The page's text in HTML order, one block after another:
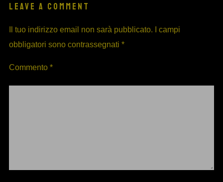
LEAVE A COMMENT
Il tuo indirizzo email non sarà pubblicato.
I campi
obbligatori sono contrassegnati *
Commento *